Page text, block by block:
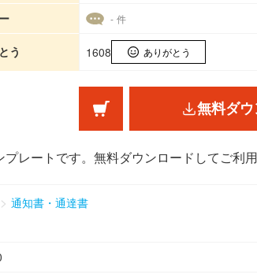
- 件
う 1608 ありがとう
無料ダ
レートです。無料ダウンロードしてご利用
> 通知書・通達書